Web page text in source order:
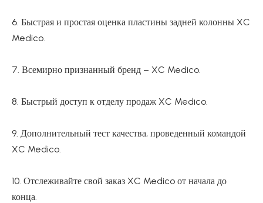
6. Быстрая и простая оценка пластины задней колонны XC
Medico.
7. Всемирно признанный бренд – XC Medico.
8. Быстрый доступ к отделу продаж XC Medico.
9. Дополнительный тест качества, проведенный командой
XC Medico.
10. Отслеживайте свой заказ XC Medico от начала до
конца.